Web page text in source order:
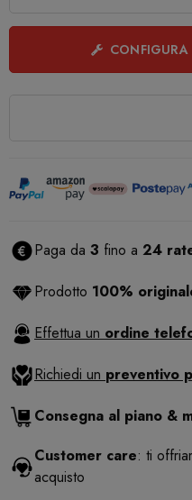
Paga da 3 fino a 24
Prodotto 100%
Effettua un ordine
Richiedi un preventivo
Consegna al piano &
Customer care: ti
acquisto